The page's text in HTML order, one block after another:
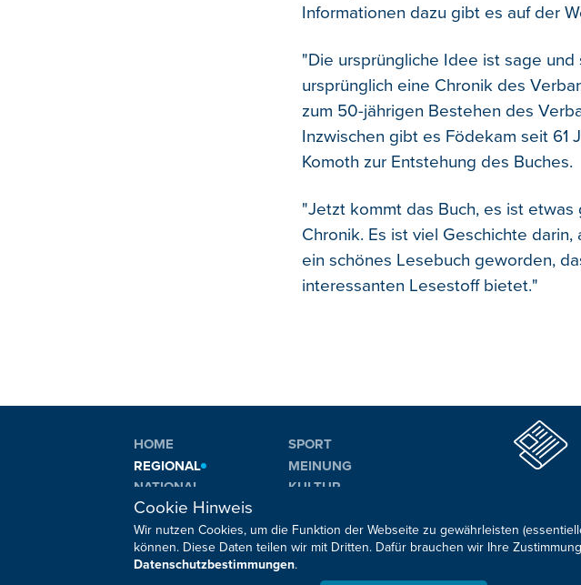
Informationen dazu gibt es auf der
"Die ursprüngliche Idee ist sage
ursprünglich eine Chronik des
zum 50-jährigen Bestehen des
Inzwischen gibt es Födekam seit 61
Komoth zur Entstehung des Buches.
"Jetzt kommt das Buch, es ist
Chronik. Es ist viel Geschichte
ein schönes Lesebuch geworden,
interessanten Lesestoff bietet."
HOME
REGIONAL
NATIONAL
INTERNATIONAL
SPORT
MEINUNG
KULTUR
Sie haben noch Fragen oder Anmerkungen?
Cookie Hinweis
Wir nutzen Cookies, um die Funktion der Webseite zu gewährleisten
können. Diese Daten teilen wir mit Dritten. Dafür brauchen wir Ihre
Datenschutzbestimmungen.